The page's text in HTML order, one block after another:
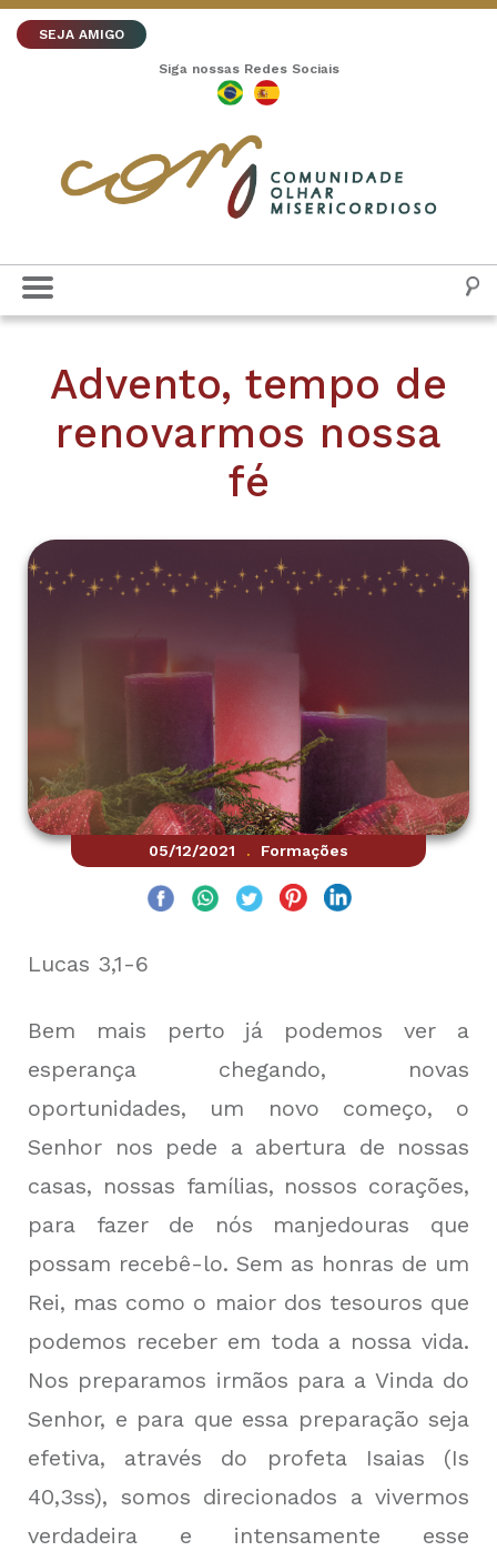
SEJA AMIGO
Siga nossas Redes Sociais
Advento, tempo de
renovarmos nossa
fé
05/12/2021 . Formações
Lucas 3,1-6
Bem mais perto já podemos ver a
esperança chegando, novas
oportunidades, um novo começo, o
Senhor nos pede a abertura de nossas
casas, nossas famílias, nossos corações,
para fazer de nós manjedouras que
possam recebê-lo. Sem as honras de um
Rei, mas como o maior dos tesouros que
podemos receber em toda a nossa vida.
Nos preparamos irmãos para a Vinda do
Senhor, e para que essa preparação seja
efetiva, através do profeta Isaias (Is
40,3ss), somos direcionados a vivermos
verdadeira e intensamente esse